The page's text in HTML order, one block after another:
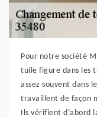
Pour notre société
tuile figure dans les
assez souvent dans
travaillent de façon
Ils vérifient d’abord